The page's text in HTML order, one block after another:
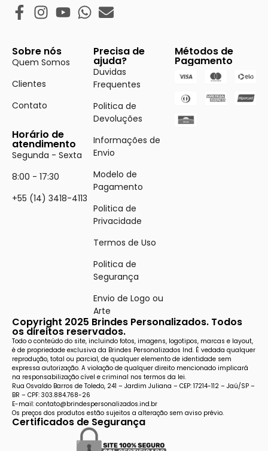
Sobre nós
Quem Somos
Clientes
Contato
Horário de
atendimento
Segunda - Sexta
8:00 - 17:30
+55 (14) 3418-4113
Precisa de
ajuda?
Duvidas
Frequentes
Politica de
Devoluções
Informações de
Envio
Modelo de
Pagamento
Politica de
Privacidade
Termos de Uso
Politica de
Segurança
Envio de Logo ou
Arte
Métodos de
Pagamento
Copyright 2025 Brindes Personalizados. Todos
os direitos reservados.
Todo o conteúdo do site, incluindo fotos, imagens, logotipos, marcas e layout,
é de propriedade exclusiva da Brindes Personalizados Ind. É vedada qualquer
reprodução, total ou parcial, de qualquer elemento de identidade sem
expressa autorização. A violação de qualquer direito mencionado implicará
na responsabilização cível e criminal nos termos da lei.
Rua Osvaldo Barros de Toledo, 241 – Jardim Juliana – CEP: 17214-112 – Jaú/SP –
BR – CPF: 303.884.768-26
E-mail: contato@brindespersonalizados.ind.br
Os preços dos produtos estão sujeitos a alteração sem aviso prévio.
Certificados de Segurança